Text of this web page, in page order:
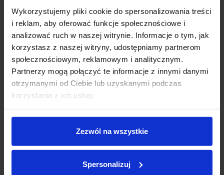
Wykorzystujemy pliki cookie do spersonalizowania treści
i reklam, aby oferować funkcje społecznościowe i
analizować ruch w naszej witrynie. Informacje o tym, jak
korzystasz z naszej witryny, udostępniamy partnerom
społecznościowym, reklamowym i analitycznym.
Partnerzy mogą połączyć te informacje z innymi danymi
otrzymanymi od Ciebie lub uzyskanymi podczas
korzystania z ich usług.
Zezwól na wszystkie
Spersonalizuj
osobowych wskazanych w powyższym formularzu oraz
przysługujących uprawnieniach w tym zakresie znajduje się w
Inchcape Motor Polska sp. z o.o.
Zaznacz zgody na komunikację marketingową
Samochody Lexus – dostępne modele